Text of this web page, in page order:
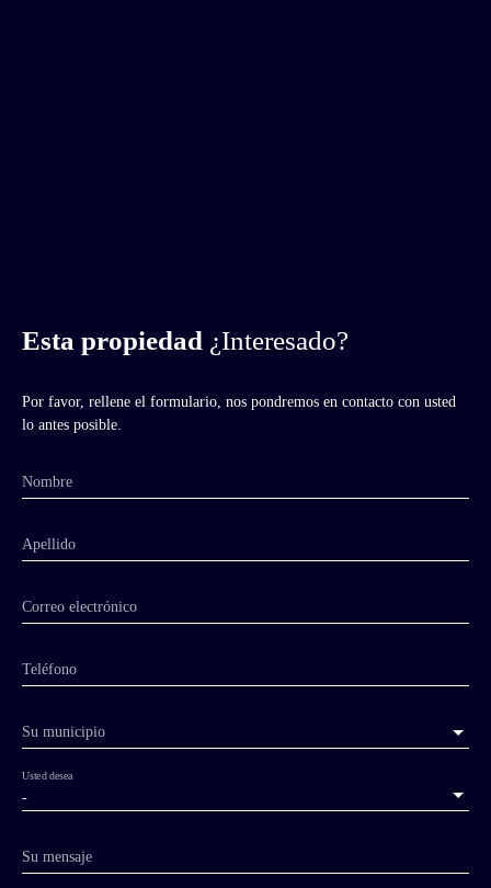
Esta propiedad ¿Interesado?
Por favor, rellene el formulario, nos pondremos en contacto con usted
lo antes posible.
Nombre
Apellido
Correo electrónico
Teléfono
Su municipio
-
Usted desea
Su mensaje